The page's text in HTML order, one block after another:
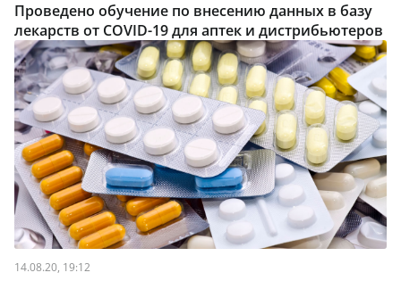
Проведено обучение по внесению данных в базу
лекарств от COVID-19 для аптек и дистрибьютеров
14.08.20, 19:12